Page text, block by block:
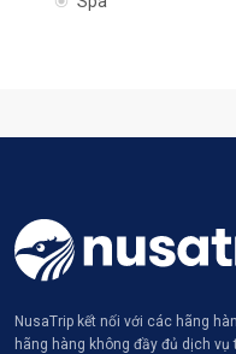
NusaTrip kết nối với các hãng
hãng hàng không đầy đủ dịch